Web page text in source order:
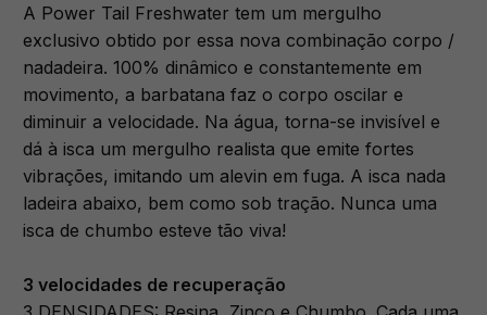
A Power Tail Freshwater tem um mergulho
exclusivo obtido por essa nova combinação corpo /
nadadeira. 100% dinâmico e constantemente em
movimento, a barbatana faz o corpo oscilar e
diminuir a velocidade. Na água, torna-se invisível e
dá à isca um mergulho realista que emite fortes
vibrações, imitando um alevin em fuga. A isca nada
ladeira abaixo, bem como sob tração. Nunca uma
isca de chumbo esteve tão viva!
3 velocidades de recuperação